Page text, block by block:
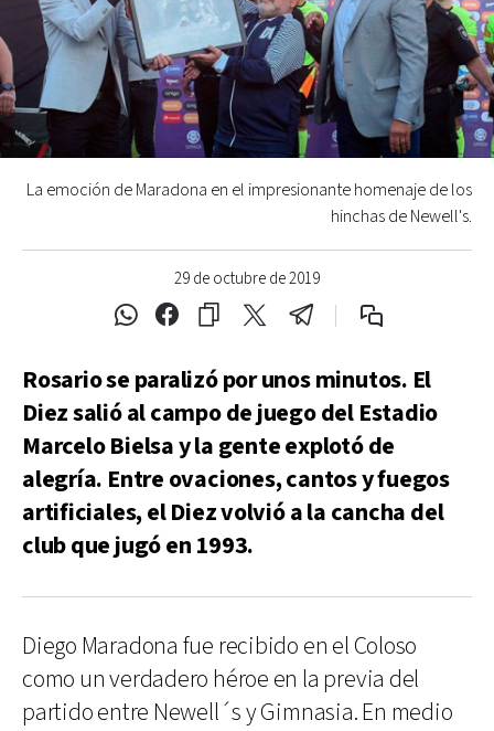
29 de octubre de 2019
La emoción de Maradona en el impresionante homenaje de los
hinchas de Newell's.
Rosario se paralizó por unos minutos. El
Diez salió al campo de juego del Estadio
Marcelo Bielsa y la gente explotó de
alegría. Entre ovaciones, cantos y fuegos
artificiales, el Diez volvió a la cancha del
club que jugó en 1993.
Diego Maradona fue recibido en el Coloso
como un verdadero héroe en la previa del
partido entre Newell´s y Gimnasia. En medio